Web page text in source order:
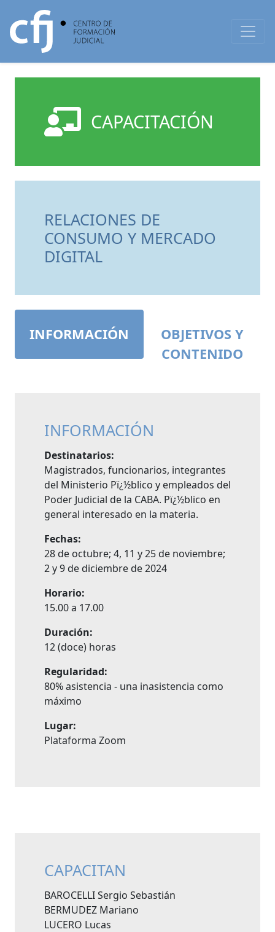
CAPACITACIÓN
RELACIONES DE
CONSUMO Y MERCADO
DIGITAL
INFORMACIÓN
OBJETIVOS Y
CONTENIDO
INFORMACIÓN
Destinatarios:
Magistrados, funcionarios, integrantes
del Ministerio Pï¿½blico y empleados del
Poder Judicial de la CABA. Pï¿½blico en
general interesado en la materia.
Fechas:
28 de octubre; 4, 11 y 25 de noviembre;
2 y 9 de diciembre de 2024
Horario:
15.00 a 17.00
Duración:
12 (doce) horas
Regularidad:
80% asistencia - una inasistencia como
máximo
Lugar:
Plataforma Zoom
CAPACITAN
BAROCELLI Sergio Sebastián
BERMUDEZ Mariano
LUCERO Lucas